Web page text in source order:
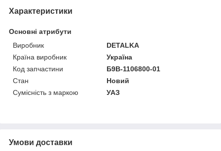
Характеристики
Основні атрибути
Виробник
DETALKA
Країна виробник
Україна
Код запчастини
Б9В-1106800-01
Стан
Новий
Сумісність з маркою
УАЗ
Умови доставки